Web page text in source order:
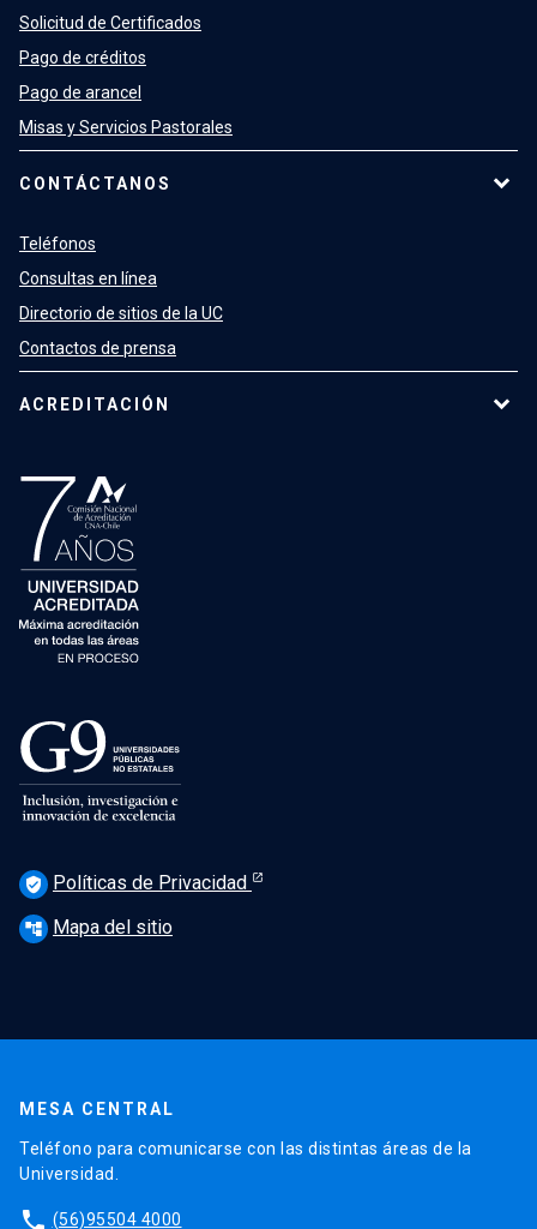
Solicitud de Certificados
Pago de créditos
Pago de arancel
Misas y Servicios Pastorales
CONTÁCTANOS
Teléfonos
Consultas en línea
Directorio de sitios de la UC
Contactos de prensa
ACREDITACIÓN
verified_user Políticas de Privacidad
account_tree Mapa del sitio
MESA CENTRAL
Teléfono para comunicarse con las distintas áreas de la
Universidad.
phone (56)95504 4000